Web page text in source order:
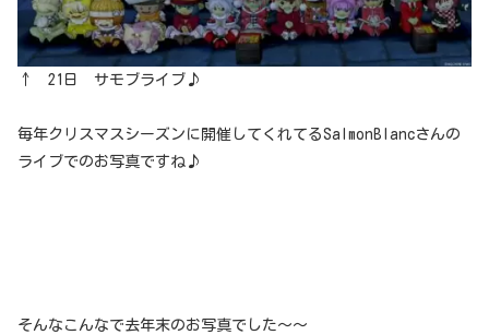
↑ 21日 サモブライブ♪
毎年クリスマスシーズンに開催してくれてるSalmonBlancさんの
ライブでのお写真ですね♪
そんなこんなで去年末のお写真でした～～